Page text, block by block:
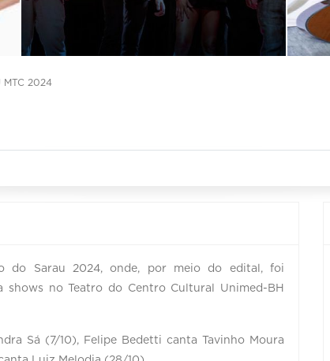
MTC 2024
do Sarau 2024, onde, por meio do edital, foi
shows no Teatro do Centro Cultural Unimed-BH
Sá (7/10), Felipe Bedetti canta Tavinho Moura